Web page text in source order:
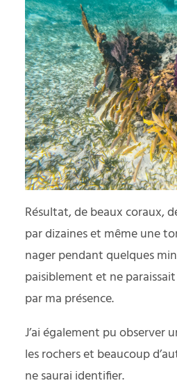
Résultat, de beaux coraux,
par dizaines et même une
nager pendant quelques
paisiblement et ne
par ma présence.
J’ai également pu observer
les rochers et beaucoup
ne saurai identifier.